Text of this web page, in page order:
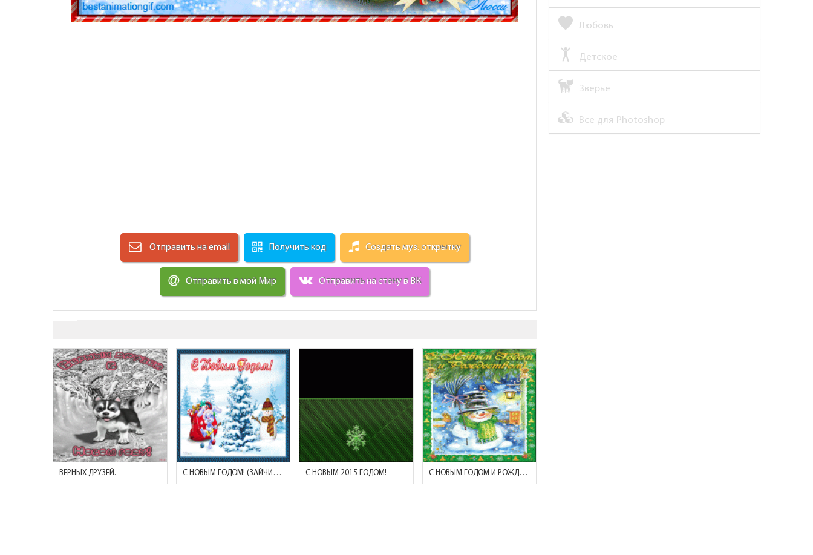
Отправить на email Получить код Создать муз. открытку
Отправить в мой Мир Отправить на стену в ВК
ВЕРНЫХ ДРУЗЕЙ. С НОВЫМ ГОДОМ! (ЗАЙЧИК И СНЕГОВИЧОК У ЕЛКИ) С НОВЫМ 2015 ГОДОМ! С НОВЫМ ГОДОМ И РОЖДЕСТВОМ! (СНЕГОВИЧОК)
Любовь
Детское
Зверьё
Все для Photoshop